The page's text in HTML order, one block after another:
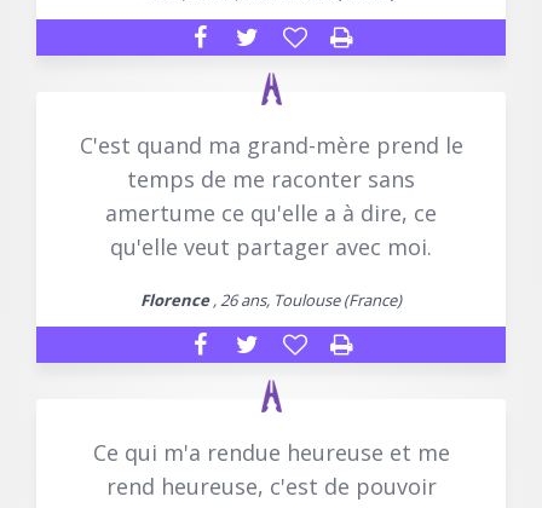
C'est quand ma grand-mère prend le
temps de me raconter sans
amertume ce qu'elle a à dire, ce
qu'elle veut partager avec moi.
Florence, 26 ans, Toulouse (France)
Ce qui m'a rendue heureuse et me
rend heureuse, c'est de pouvoir